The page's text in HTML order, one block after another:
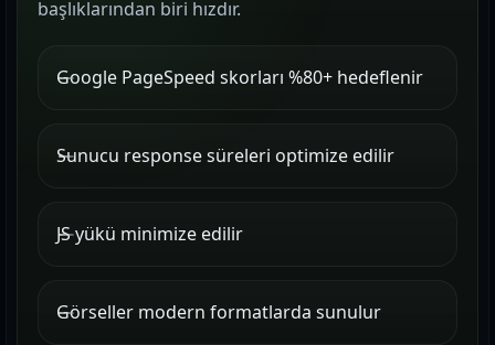
başlıklarından biri hızdır.
Google PageSpeed skorları %80+ hedeflenir
Sunucu response süreleri optimize edilir
JS yükü minimize edilir
Görseller modern formatlarda sunulur